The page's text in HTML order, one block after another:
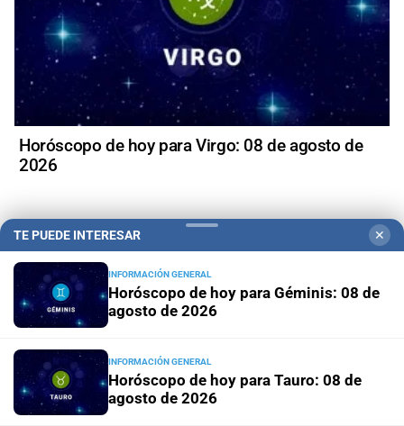
Horóscopo de hoy para Virgo: 08 de agosto de
2026
+ Política
TE PUEDE INTERESAR ✕
INFORMACIÓN GENERAL
Horóscopo de hoy para Géminis: 08 de
agosto de 2026
INFORMACIÓN GENERAL
Horóscopo de hoy para Tauro: 08 de
agosto de 2026